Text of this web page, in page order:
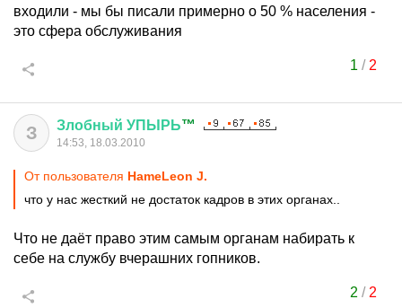
входили - мы бы писали примерно о 50 % населения -
это сфера обслуживания
1 / 2
З Злобный УПЫРЬ™
14:53, 18.03.2010
От пользователя HameLeon J.
что у нас жесткий не достаток кадров в этих органах..
Что не даёт право этим самым органам набирать к
себе на службу вчерашних гопников.
2 / 2